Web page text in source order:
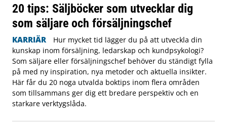
20 tips: Säljböcker som utvecklar dig
som säljare och försäljningschef
KARRIÄR
Hur mycket tid lägger du på att utveckla din
kunskap inom försäljning, ledarskap och kundpsykologi?
Som säljare eller försäljningschef behöver du ständigt fylla
på med ny inspiration, nya metoder och aktuella insikter.
Här får du 20 noga utvalda boktips inom flera områden
som tillsammans ger dig ett bredare perspektiv och en
starkare verktygslåda.